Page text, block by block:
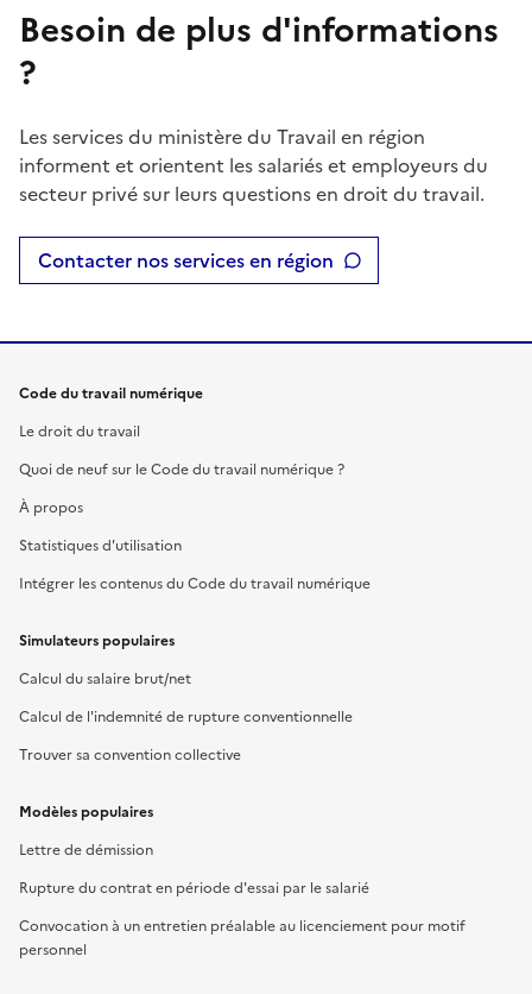
Besoin de plus d'informations
?
Les services du ministère du Travail en région
informent et orientent les salariés et employeurs du
secteur privé sur leurs questions en droit du travail.
Contacter nos services en région
Code du travail numérique
Le droit du travail
Quoi de neuf sur le Code du travail numérique ?
À propos
Statistiques d'utilisation
Intégrer les contenus du Code du travail numérique
Simulateurs populaires
Calcul du salaire brut/net
Calcul de l'indemnité de rupture conventionnelle
Trouver sa convention collective
Modèles populaires
Lettre de démission
Rupture du contrat en période d'essai par le salarié
Convocation à un entretien préalable au licenciement pour motif
personnel